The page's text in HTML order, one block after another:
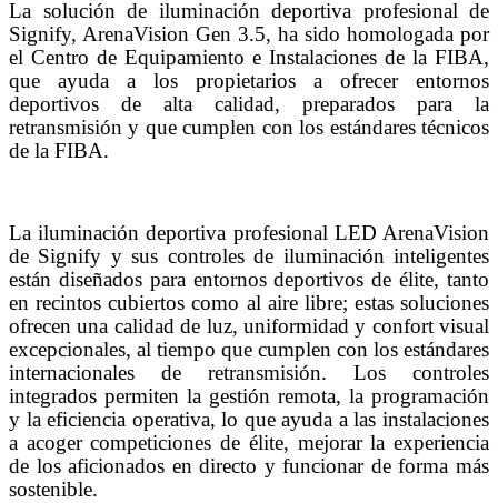
La solución de iluminación deportiva profesional de
Signify, ArenaVision Gen 3.5, ha sido homologada por
el Centro de Equipamiento e Instalaciones de la FIBA,
que ayuda a los propietarios a ofrecer entornos
deportivos de alta calidad, preparados para la
retransmisión y que cumplen con los estándares técnicos
de la FIBA.
La iluminación deportiva profesional LED ArenaVision
de Signify y sus controles de iluminación inteligentes
están diseñados para entornos deportivos de élite, tanto
en recintos cubiertos como al aire libre; estas soluciones
ofrecen una calidad de luz, uniformidad y confort visual
excepcionales, al tiempo que cumplen con los estándares
internacionales de retransmisión. Los controles
integrados permiten la gestión remota, la programación
y la eficiencia operativa, lo que ayuda a las instalaciones
a acoger competiciones de élite, mejorar la experiencia
de los aficionados en directo y funcionar de forma más
sostenible.